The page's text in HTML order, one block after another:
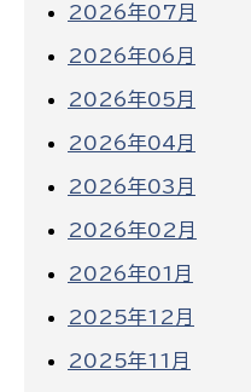
2026年07月
2026年06月
2026年05月
2026年04月
2026年03月
2026年02月
2026年01月
2025年12月
2025年11月